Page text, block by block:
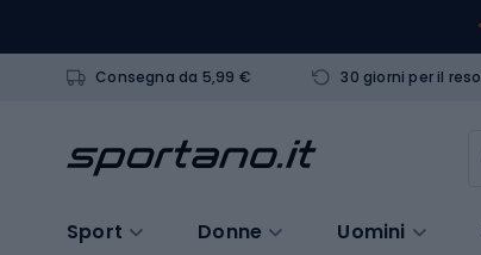
Consegna da 5,99 € 30 giorni per il reso
Sport Donne Uomini